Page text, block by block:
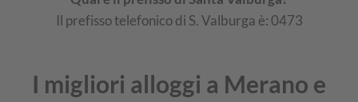
Il prefisso telefonico di S. Valburga è: 0473
I migliori alloggi a Merano e